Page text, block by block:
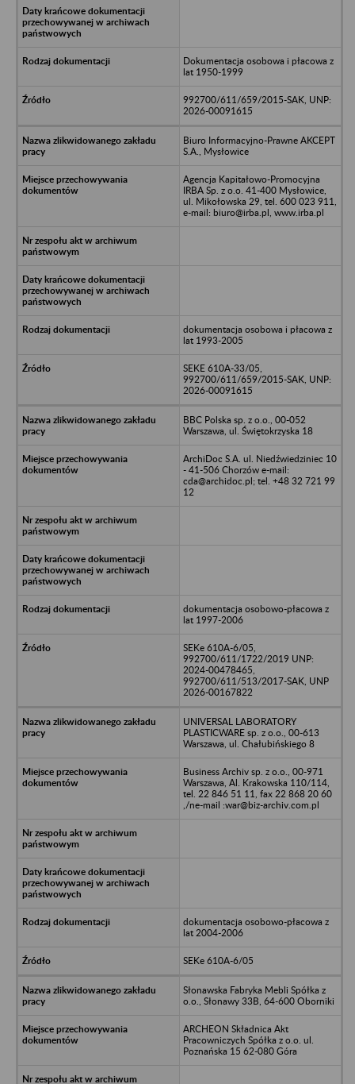
Dokumentacja osobowa i płacowa z
lat 1950-1999
992700/611/659/2015-SAK, UNP:
2026-00091615
Biuro Informacyjno-Prawne AKCEPT
S.A., Mysłowice
Agencja Kapitałowo-Promocyjna
IRBA Sp. z o.o. 41-400 Mysłowice,
ul. Mikołowska 29, tel. 600 023 911,
e-mail: biuro@irba.pl, www.irba.pl
dokumentacja osobowa i płacowa z
lat 1993-2005
SEKE 610A-33/05,
992700/611/659/2015-SAK, UNP:
2026-00091615
BBC Polska sp. z o.o., 00-052
Warszawa, ul. Świętokrzyska 18
ArchiDoc S.A. ul. Niedźwiedziniec 10
- 41-506 Chorzów e-mail:
cda@archidoc.pl; tel. +48 32 721 99
12
dokumentacja osobowo-płacowa z
lat 1997-2006
SEKe 610A-6/05,
992700/611/1722/2019 UNP:
2024-00478465,
992700/611/513/2017-SAK, UNP
2026-00167822
UNIVERSAL LABORATORY
PLASTICWARE sp. z o.o., 00-613
Warszawa, ul. Chałubińskiego 8
Business Archiv sp. z o.o., 00-971
Warszawa, Al. Krakowska 110/114,
tel. 22 846 51 11, fax 22 868 20 60
,/ne-mail :war@biz-archiv.com.pl
dokumentacja osobowo-płacowa z
lat 2004-2006
SEKe 610A-6/05
Słonawska Fabryka Mebli Spółka z
o.o., Słonawy 33B, 64-600 Oborniki
ARCHEON Składnica Akt
Pracowniczych Spółka z o.o. ul.
Poznańska 15 62-080 Góra